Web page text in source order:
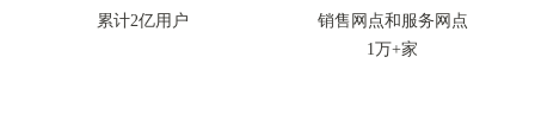
累计2亿用户
销售网点和服务网点
1万+家